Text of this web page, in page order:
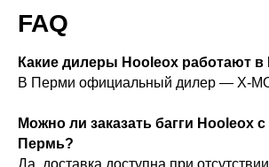
FAQ
Какие дилеры Hooleox работают
В Перми официальный дилер — X-
Можно ли заказать багги Hooleox
Пермь?